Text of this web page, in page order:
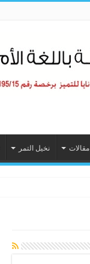
مقالات نخيل التمر